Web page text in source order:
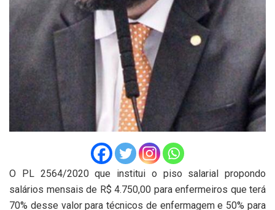
O PL 2564/2020 que institui o piso salarial propondo
salários mensais de R$ 4.750,00 para enfermeiros que terá
70% desse valor para técnicos de enfermagem e 50% para